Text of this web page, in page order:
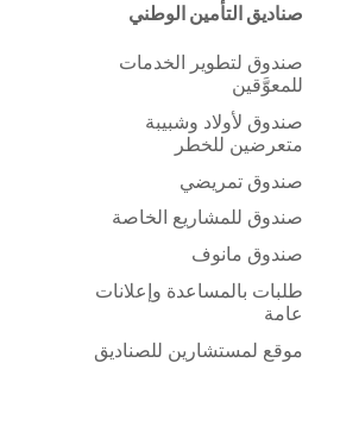
صناديق التأمين الوطني
صندوق لتطوير الخدمات
للمعوَّقين
صندوق لأولاد وشبيبة
متعرضين للخطر
صندوق تمريضي
صندوق للمشاريع الخاصة
صندوق مانوف
طلبات بالمساعدة وإعلانات
عامة
موقع لمستشارين للصناديق